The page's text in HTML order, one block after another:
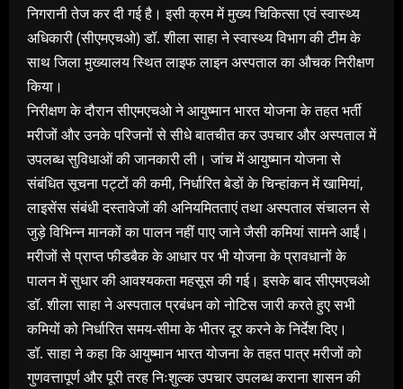
निगरानी तेज कर दी गई है। इसी क्रम में मुख्य चिकित्सा एवं स्वास्थ्य
अधिकारी (सीएमएचओ) डॉ. शीला साहा ने स्वास्थ्य विभाग की टीम के
साथ जिला मुख्यालय स्थित लाइफ लाइन अस्पताल का औचक निरीक्षण
किया।
निरीक्षण के दौरान सीएमएचओ ने आयुष्मान भारत योजना के तहत भर्ती
मरीजों और उनके परिजनों से सीधे बातचीत कर उपचार और अस्पताल में
उपलब्ध सुविधाओं की जानकारी ली। जांच में आयुष्मान योजना से
संबंधित सूचना पट्टों की कमी, निर्धारित बेडों के चिन्हांकन में खामियां,
लाइसेंस संबंधी दस्तावेजों की अनियमितताएं तथा अस्पताल संचालन से
जुड़े विभिन्न मानकों का पालन नहीं पाए जाने जैसी कमियां सामने आईं।
मरीजों से प्राप्त फीडबैक के आधार पर भी योजना के प्रावधानों के
पालन में सुधार की आवश्यकता महसूस की गई। इसके बाद सीएमएचओ
डॉ. शीला साहा ने अस्पताल प्रबंधन को नोटिस जारी करते हुए सभी
कमियों को निर्धारित समय-सीमा के भीतर दूर करने के निर्देश दिए।
डॉ. साहा ने कहा कि आयुष्मान भारत योजना के तहत पात्र मरीजों को
गुणवत्तापूर्ण और पूरी तरह निःशुल्क उपचार उपलब्ध कराना शासन की